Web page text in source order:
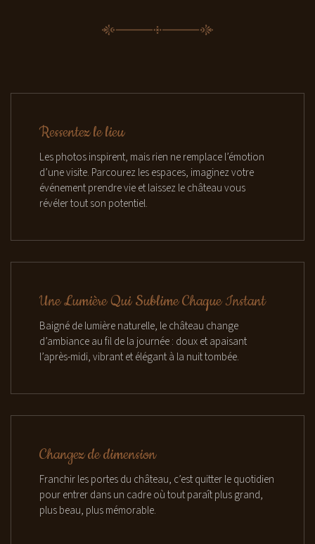
Ressentez le lieu
Les photos inspirent, mais rien ne remplace l’émotion
d’une visite. Parcourez les espaces, imaginez votre
événement prendre vie et laissez le château vous
révéler tout son potentiel.
Une Lumière Qui Sublime Chaque Instant
Baigné de lumière naturelle, le château change
d’ambiance au fil de la journée : doux et apaisant
l’après-midi, vibrant et élégant à la nuit tombée.
Changez de dimension
Franchir les portes du château, c’est quitter le quotidien
pour entrer dans un cadre où tout paraît plus grand,
plus beau, plus mémorable.